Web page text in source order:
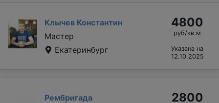
Клычев Константин
Мастер
Екатеринбург
4800
руб/кв.м
Указана на
12.10.2025
Рембригада
2800